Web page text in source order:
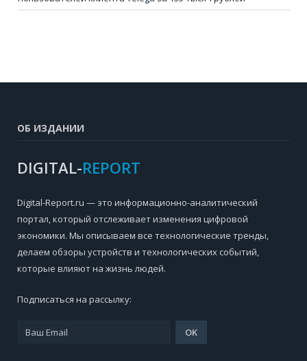
ОБ ИЗДАНИИ
DIGITAL-REPORT
Digital-Report.ru — это информационно-аналитический
портал, который отслеживает изменения цифровой
экономики. Мы описываем все технологические тренды,
делаем обзоры устройств и технологических событий,
которые влияют на жизнь людей.
Подписаться на рассылку: